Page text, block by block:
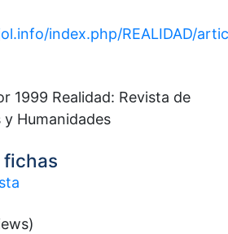
index.php/REALIDAD/
1999 Realidad: Revista de
y Humanidades
fichas